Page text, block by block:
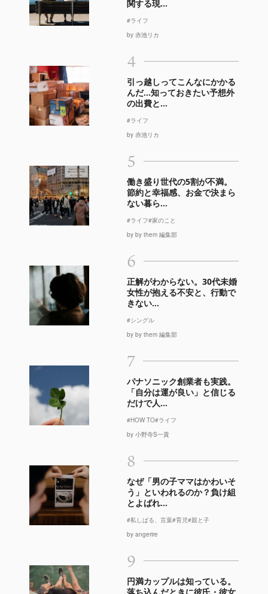
関する現...
#ライフ
by 赤池リカ
4
引っ越しってこんなにかかる
んだ…知っておきたい予想外
の出費と...
#ライフ
by 赤池リカ
5
働き盛り世代の5割が不満。
節約と幸福感、お金で決まら
ない暮ら...
#ライフ#家のこと
by by them 編集部
6
正解がわからない。30代未婚
女性が抱える不安と、行動で
きない...
#シングル
by by them 編集部
7
パナソニック創業者も実践。
「自分は運が良い」と信じる
だけで人...
#HOW TO#ライフ
by 小野寺S一貴
8
なぜ「男の子ママはかわいそ
う」といわれるのか？負け組
とよばれ...
#私しばる、言葉#育児#親と子
by angerire
9
円満カップルは知っている。
落ち込んだときに彼氏・彼女